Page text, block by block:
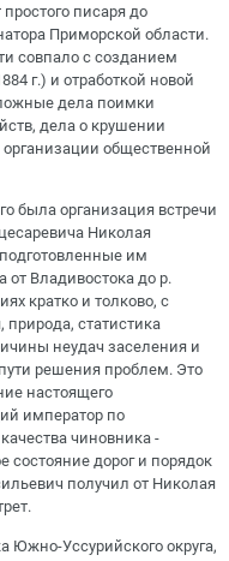
писаря до
Приморской области.
совпало с созданием
г.) и отработкой новой
дела поимки
дела о крушении
общественной
была организация встречи
Николая
им
Владивостока до р.
кратко и толково, с
статистика
неудач заселения и
решения проблем. Это
настоящего
император по
чиновника -
состояние дорог и порядок
получил от Николая
Южно-Уссурийского округа,